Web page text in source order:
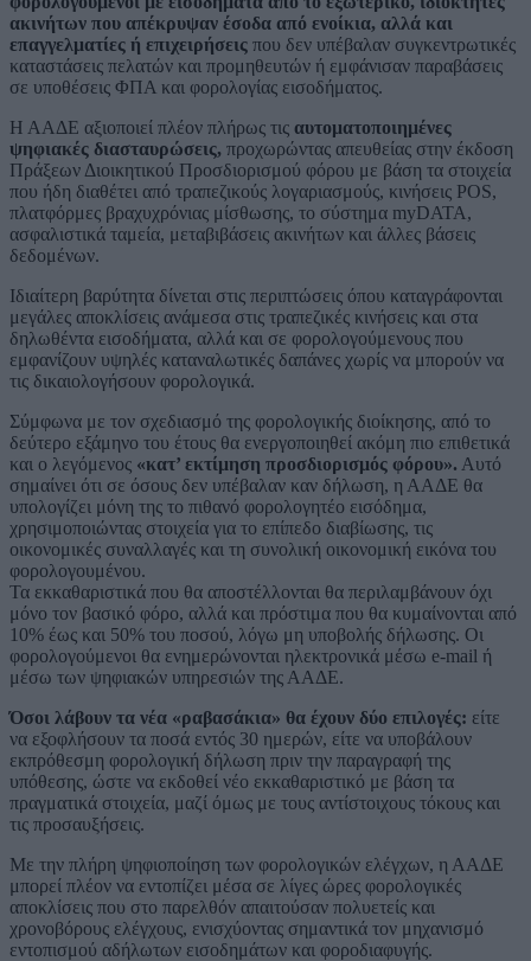
ακινήτων που απέκρυψαν έσοδα από ενοίκια, αλλά και
επαγγελματίες ή επιχειρήσεις που δεν υπέβαλαν συγκεντρωτικές
καταστάσεις πελατών και προμηθευτών ή εμφάνισαν παραβάσεις
σε υποθέσεις ΦΠΑ και φορολογίας εισοδήματος.
Η ΑΑΔΕ αξιοποιεί πλέον πλήρως τις αυτοματοποιημένες
ψηφιακές διασταυρώσεις, προχωρώντας απευθείας στην έκδοση
Πράξεων Διοικητικού Προσδιορισμού φόρου με βάση τα στοιχεία
που ήδη διαθέτει από τραπεζικούς λογαριασμούς, κινήσεις POS,
πλατφόρμες βραχυχρόνιας μίσθωσης, το σύστημα myDATA,
ασφαλιστικά ταμεία, μεταβιβάσεις ακινήτων και άλλες βάσεις
δεδομένων.
Ιδιαίτερη βαρύτητα δίνεται στις περιπτώσεις όπου καταγράφονται
μεγάλες αποκλίσεις ανάμεσα στις τραπεζικές κινήσεις και στα
δηλωθέντα εισοδήματα, αλλά και σε φορολογούμενους που
εμφανίζουν υψηλές καταναλωτικές δαπάνες χωρίς να μπορούν να
τις δικαιολογήσουν φορολογικά.
Σύμφωνα με τον σχεδιασμό της φορολογικής διοίκησης, από το
δεύτερο εξάμηνο του έτους θα ενεργοποιηθεί ακόμη πιο επιθετικά
και ο λεγόμενος «κατ’ εκτίμηση προσδιορισμός φόρου». Αυτό
σημαίνει ότι σε όσους δεν υπέβαλαν καν δήλωση, η ΑΑΔΕ θα
υπολογίζει μόνη της το πιθανό φορολογητέο εισόδημα,
χρησιμοποιώντας στοιχεία για το επίπεδο διαβίωσης, τις
οικονομικές συναλλαγές και τη συνολική οικονομική εικόνα του
φορολογουμένου.
Τα εκκαθαριστικά που θα αποστέλλονται θα περιλαμβάνουν όχι
μόνο τον βασικό φόρο, αλλά και πρόστιμα που θα κυμαίνονται από
10% έως και 50% του ποσού, λόγω μη υποβολής δήλωσης. Οι
φορολογούμενοι θα ενημερώνονται ηλεκτρονικά μέσω e-mail ή
μέσω των ψηφιακών υπηρεσιών της ΑΑΔΕ.
Όσοι λάβουν τα νέα «ραβασάκια» θα έχουν δύο επιλογές: είτε
να εξοφλήσουν τα ποσά εντός 30 ημερών, είτε να υποβάλουν
εκπρόθεσμη φορολογική δήλωση πριν την παραγραφή της
υπόθεσης, ώστε να εκδοθεί νέο εκκαθαριστικό με βάση τα
πραγματικά στοιχεία, μαζί όμως με τους αντίστοιχους τόκους και
τις προσαυξήσεις.
Με την πλήρη ψηφιοποίηση των φορολογικών ελέγχων, η ΑΑΔΕ
μπορεί πλέον να εντοπίζει μέσα σε λίγες ώρες φορολογικές
αποκλίσεις που στο παρελθόν απαιτούσαν πολυετείς και
χρονοβόρους ελέγχους, ενισχύοντας σημαντικά τον μηχανισμό
εντοπισμού αδήλωτων εισοδημάτων και φοροδιαφυγής.